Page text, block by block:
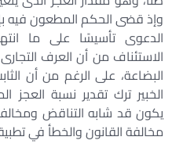
وإذ قضى الحكم المطعون فيه
الدعوى تأسيسًا على ما
البضاعة، على الرغم من أن
الخبير ترك تقدير نسبة العجز
يكون قد شابه التناقض
مخالفة القانون والخطأ في